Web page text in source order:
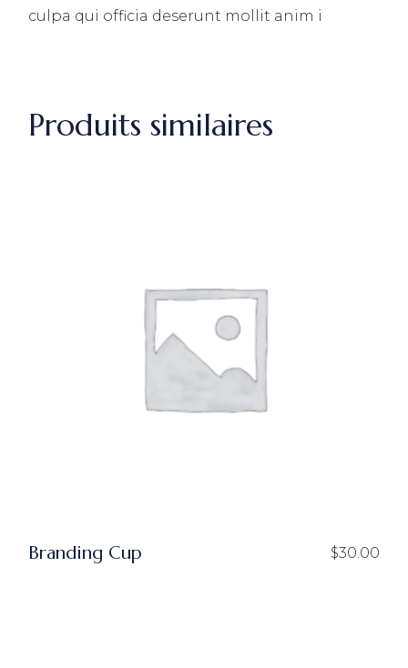
culpa qui officia deserunt mollit anim i
Produits similaires
Branding Cup $30.00